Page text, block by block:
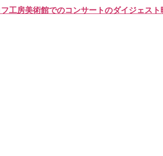
房美術館でのコンサートのダイジェスト